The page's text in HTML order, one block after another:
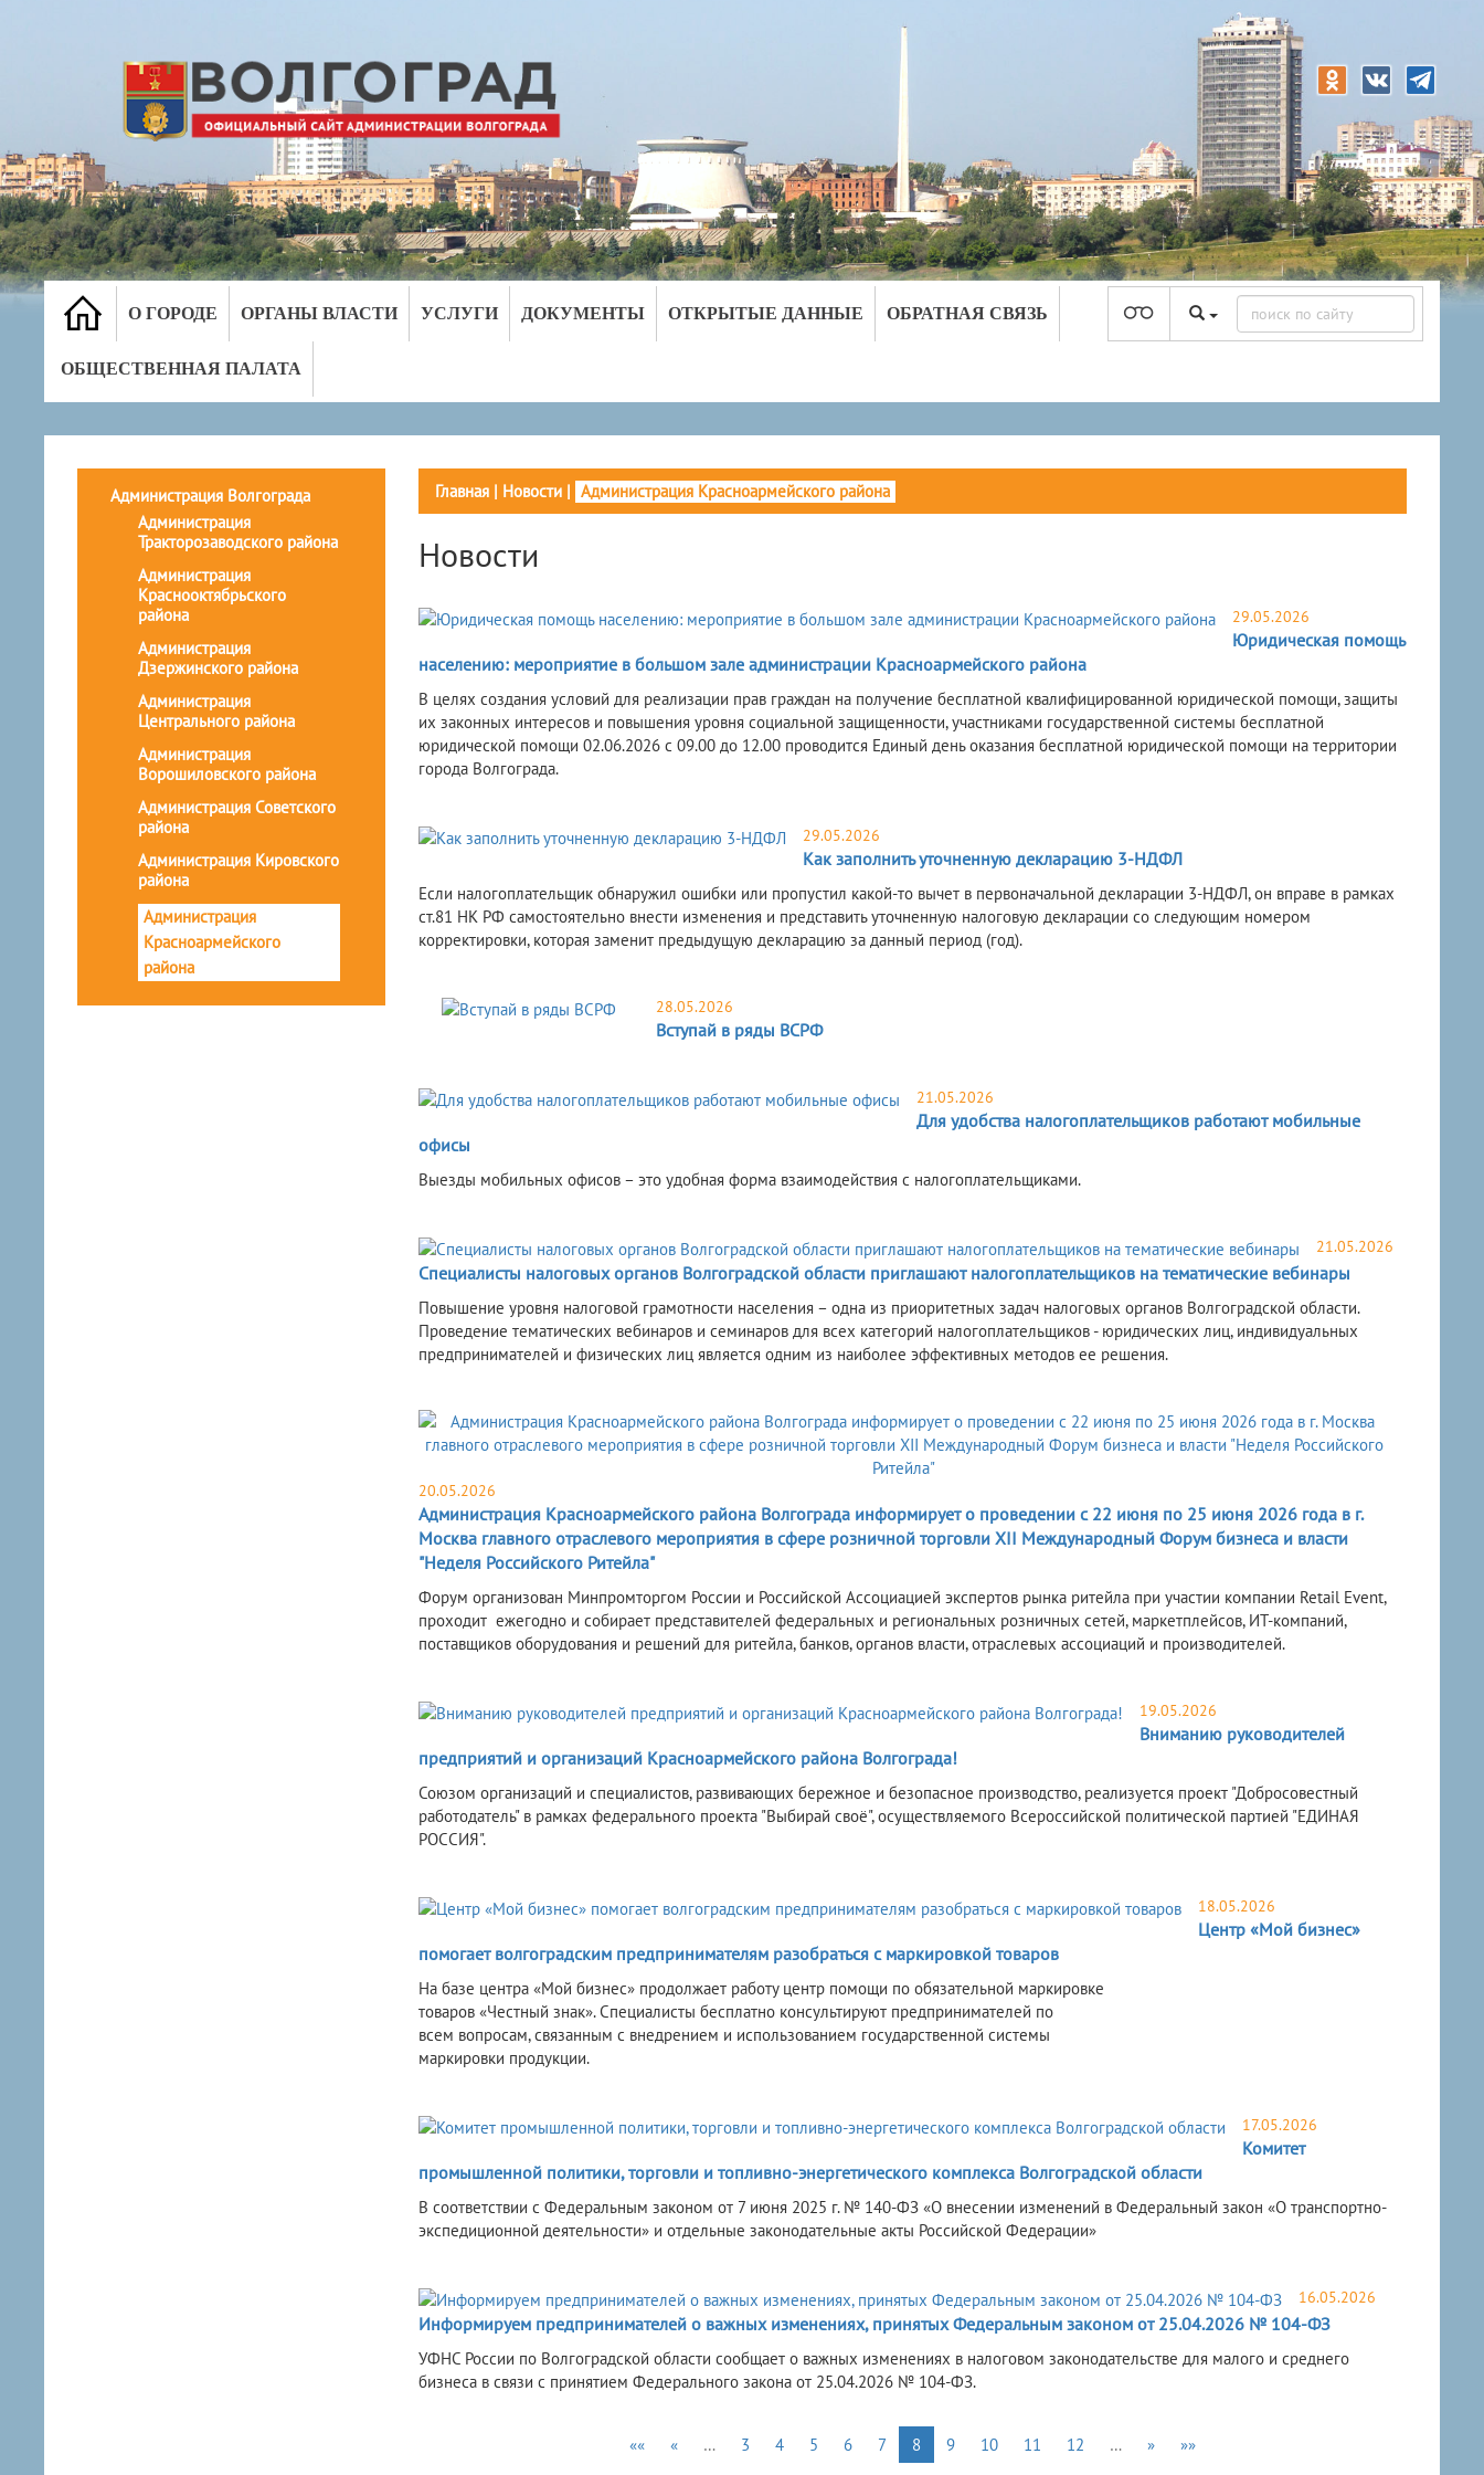
О ГОРОДЕ ОРГАНЫ ВЛАСТИ УСЛУГИ ДОКУМЕНТЫ ОТКРЫТЫЕ ДАННЫЕ ОБРАТНАЯ СВЯЗЬ
ОБЩЕСТВЕННАЯ ПАЛАТА
Администрация Волгограда
Администрация
Тракторозаводского района
Администрация
Краснооктябрьского
района
Администрация
Дзержинского района
Администрация
Центрального района
Администрация
Ворошиловского района
Администрация Советского
района
Администрация Кировского
района
Администрация
Красноармейского
района
Главная| Новости| Администрация Красноармейского района
Новости
29.05.2026
Юридическая помощь
населению: мероприятие в большом зале администрации Красноармейского района
В целях создания условий для реализации прав граждан на получение бесплатной квалифицированной юридической помощи, защиты
их законных интересов и повышения уровня социальной защищенности, участниками государственной системы бесплатной
юридической помощи 02.06.2026 с 09.00 до 12.00 проводится Единый день оказания бесплатной юридической помощи на территории
города Волгограда.
29.05.2026
Как заполнить уточненную декларацию 3-НДФЛ
Если налогоплательщик обнаружил ошибки или пропустил какой-то вычет в первоначальной декларации 3-НДФЛ, он вправе в рамках
ст.81 НК РФ самостоятельно внести изменения и представить уточненную налоговую декларации со следующим номером
корректировки, которая заменит предыдущую декларацию за данный период (год).
28.05.2026
Вступай в ряды ВСРФ
21.05.2026
Для удобства налогоплательщиков работают мобильные
офисы
Выезды мобильных офисов – это удобная форма взаимодействия с налогоплательщиками.
21.05.2026
Специалисты налоговых органов Волгоградской области приглашают налогоплательщиков на тематические вебинары
Повышение уровня налоговой грамотности населения – одна из приоритетных задач налоговых органов Волгоградской области.
Проведение тематических вебинаров и семинаров для всех категорий налогоплательщиков - юридических лиц, индивидуальных
предпринимателей и физических лиц является одним из наиболее эффективных методов ее решения.
20.05.2026
Администрация Красноармейского района Волгограда информирует о проведении с 22 июня по 25 июня 2026 года в г.
Москва главного отраслевого мероприятия в сфере розничной торговли XII Международный Форум бизнеса и власти
"Неделя Российского Ритейла"
Форум организован Минпромторгом России и Российской Ассоциацией экспертов рынка ритейла при участии компании Retail Event,
проходит ежегодно и собирает представителей федеральных и региональных розничных сетей, маркетплейсов, ИТ-компаний,
поставщиков оборудования и решений для ритейла, банков, органов власти, отраслевых ассоциаций и производителей.
19.05.2026
Вниманию руководителей
предприятий и организаций Красноармейского района Волгограда!
Союзом организаций и специалистов, развивающих бережное и безопасное производство, реализуется проект "Добросовестный
работодатель" в рамках федерального проекта "Выбирай своё", осуществляемого Всероссийской политической партией "ЕДИНАЯ
РОССИЯ".
18.05.2026
Центр «Мой бизнес»
помогает волгоградским предпринимателям разобраться с маркировкой товаров
На базе центра «Мой бизнес» продолжает работу центр помощи по обязательной маркировке
товаров «Честный знак». Специалисты бесплатно консультируют предпринимателей по
всем вопросам, связанным с внедрением и использованием государственной системы
маркировки продукции.
17.05.2026
Комитет
промышленной политики, торговли и топливно-энергетического комплекса Волгоградской области
В соответствии с Федеральным законом от 7 июня 2025 г. № 140-ФЗ «О внесении изменений в Федеральный закон «О транспортно-
экспедиционной деятельности» и отдельные законодательные акты Российской Федерации»
16.05.2026
Информируем предпринимателей о важных изменениях, принятых Федеральным законом от 25.04.2026 № 104-ФЗ
УФНС России по Волгоградской области сообщает о важных изменениях в налоговом законодательстве для малого и среднего
бизнеса в связи с принятием Федерального закона от 25.04.2026 № 104-ФЗ.
«« « … 3 4 5 6 7 8 9 10 11 12 … » »»